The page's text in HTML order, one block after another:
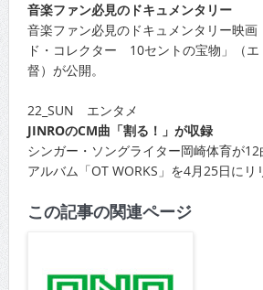
音楽ファン必見のドキュメンタリー
音楽ファン必見のドキュメンタリー映画
ド・コレクター 10セントの宝物」（エ
督）が公開。
22_SUN エンタメ
JINROのCM曲「割る！」が収録
シンガー・ソングライター岡崎体育が
アルバム「OT WORKS」を4月25日にリ
この記事の関連ページ